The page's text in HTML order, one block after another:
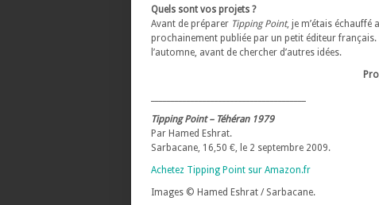
Quels sont vos projets ?
Avant de préparer Tipping Point, je m’étais échauffé
prochainement publiée par un petit éditeur français.
l’automne, avant de chercher d’autres idées.
Tipping Point – Téhéran 1979
Par Hamed Eshrat.
Sarbacane, 16,50 €, le 2 septembre 2009.
Achetez Tipping Point sur Amazon.fr
Images © Hamed Eshrat / Sarbacane.